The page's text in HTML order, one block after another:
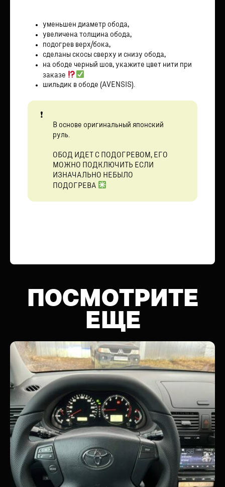
уменьшен диаметр обода,
увеличена толщина обода,
подогрев верх/бока,
сделаны скосы сверху и снизу обода,
на ободе черный шов, укажите цвет нити при
заказе
шильдик в ободе (AVENSIS).
В основе оригинальный японский
руль.
ОБОД ИДЕТ С ПОДОГРЕВОМ, ЕГО
МОЖНО ПОДКЛЮЧИТЬ ЕСЛИ
ИЗНАЧАЛЬНО НЕБЫЛО
ПОДОГРЕВА
ПОСМОТРИТЕ
ЕЩЕ